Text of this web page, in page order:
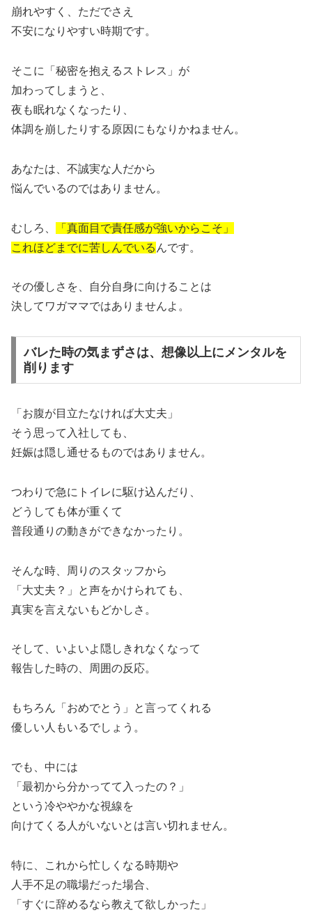
崩れやすく、ただでさえ
不安になりやすい時期です。
そこに「秘密を抱えるストレス」が
加わってしまうと、
夜も眠れなくなったり、
体調を崩したりする原因にもなりかねません。
あなたは、不誠実な人だから
悩んでいるのではありません。
むしろ、
「真面目で責任感が強いからこそ」
これほどまでに苦しんでいる んです。
その優しさを、自分自身に向けることは
決してワガママではありませんよ。
バレた時の気まずさは、想像以上にメンタルを
削ります
「お腹が目立たなければ大丈夫」
そう思って入社しても、
妊娠は隠し通せるものではありません。
つわりで急にトイレに駆け込んだり、
どうしても体が重くて
普段通りの動きができなかったり。
そんな時、周りのスタッフから
「大丈夫？」と声をかけられても、
真実を言えないもどかしさ。
そして、いよいよ隠しきれなくなって
報告した時の、周囲の反応。
もちろん「おめでとう」と言ってくれる
優しい人もいるでしょう。
でも、中には
「最初から分かってて入ったの？」
という冷ややかな視線を
向けてくる人がいないとは言い切れません。
特に、これから忙しくなる時期や
人手不足の職場だった場合、
「すぐに辞めるなら教えて欲しかった」